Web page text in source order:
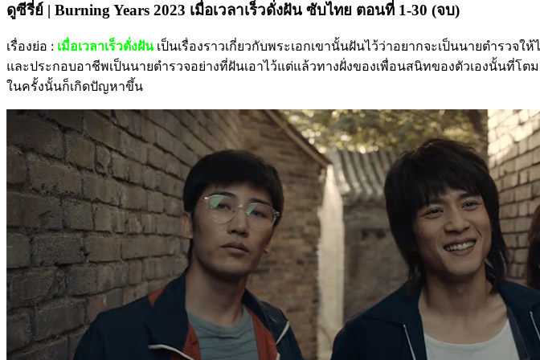
ดูซีรี่ย์ | Burning Years 2023 เมื่อเวลาเร็วดั่งฝัน ซับไทย ตอนที่ 1-30 (จบ)
เรื่องย่อ : เมื่อเวลาเร็วดั่งฝัน เป็นเรื่องราวเกี่ยวกับพระเอกเขานั้นฝันไว้ว่าอยากจะเป็นนายตำรวจ
และประกอบอาชีพเป็นนายตำรวจอย่างที่ฝันเอาไว้แต่แล้วทางฝั่งของเพื่อนสนิทของตัวเองนั้นที่โ
ในครั้งนั้นก็เกิดปัญหาขึ้น